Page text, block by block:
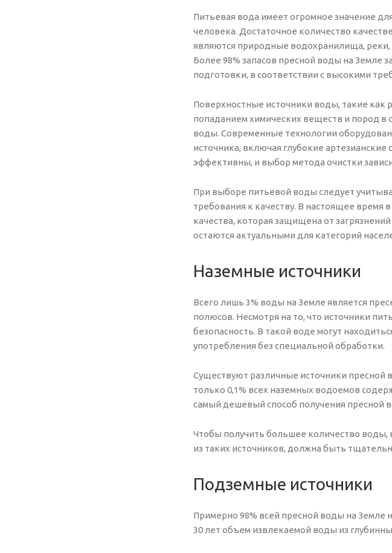
Питьевая вода имеет огромное значение
человека. Достаточное количество
являются природные водохранилища, реки,
Более 98% запасов пресной воды на Земле
подготовки, в соответствии с высокими
Поверхностные источники воды, такие как
попаданием химических веществ и пород в
воды. Современные технологии
источника, включая глубокие
эффективны, и выбор метода очистки
При выборе питьевой воды следует
требования к качеству. В настоящее время
качества, которая защищена от
остаются актуальными для категорий
Наземные источники
Всего лишь 3% воды на Земле является
полюсов. Несмотря на то, что источники
безопасность. В такой воде могут
употребления без специальной обработки.
Существуют различные источники пресной
только 0,1% всех наземных водоемов
самый дешевый способ получения пресной
Чтобы получить большее количество воды,
из таких источников, должна быть
Подземные источники
Примерно 98% всей пресной воды на Земле
30 лет объем извлекаемой воды из